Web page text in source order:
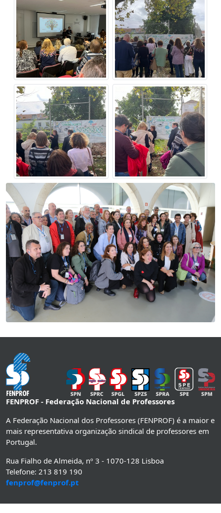
FENPROF - Federação Nacional de Professores
A Federação Nacional dos Professores (FENPROF) é a maior e
mais representativa organização sindical de professores em
Portugal.
Rua Fialho de Almeida, nº 3 - 1070-128 Lisboa
Telefone: 213 819 190
fenprof@fenprof.pt